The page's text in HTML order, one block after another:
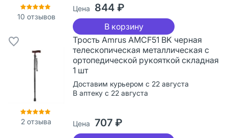
10 отзывов
Цена 844 ₽
В корзину
2 отзыва
Трость Amrus AMCF51 BK черная
телескопическая металлическая с
ортопедической рукояткой складная
1 шт
Доставим курьером с 22 августа
В аптеку с 22 августа
Цена 707 ₽